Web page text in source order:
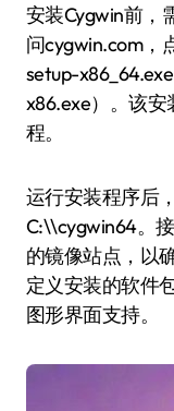
安装Cygwin前，
问cygwin.com，
setup-
x86.exe）。该
程。
运行安装程序后
C:\\cygwin64。
的镜像站点，以
定义安装的软件
图形界面支持。